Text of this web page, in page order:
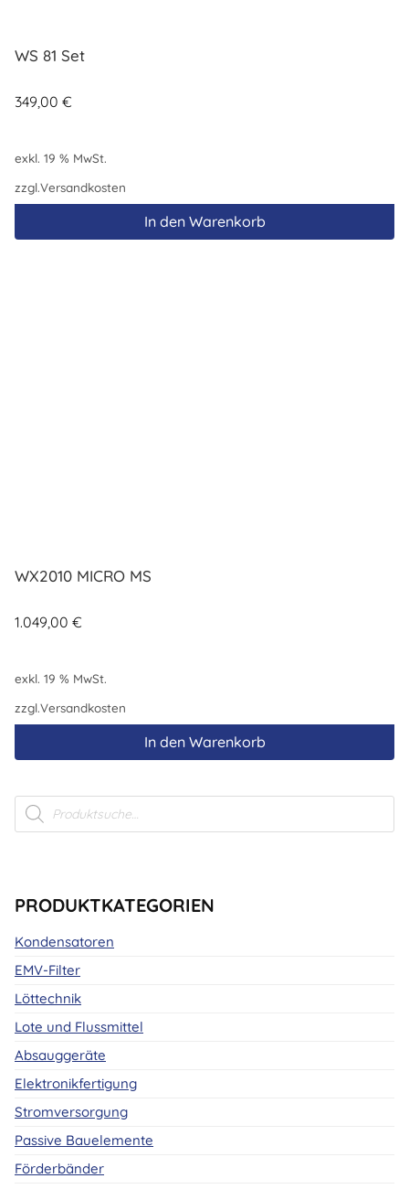
WS 81 Set
349,00 €
exkl. 19 % MwSt.
zzgl.Versandkosten
In den Warenkorb
WX2010 MICRO MS
1.049,00 €
exkl. 19 % MwSt.
zzgl.Versandkosten
In den Warenkorb
Products
search
PRODUKTKATEGORIEN
Kondensatoren
EMV-Filter
Löttechnik
Lote und Flussmittel
Absauggeräte
Elektronikfertigung
Stromversorgung
Passive Bauelemente
Förderbänder